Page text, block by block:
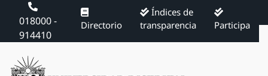
018000 -
914410
Directorio
Índices de
transparencia
Participa